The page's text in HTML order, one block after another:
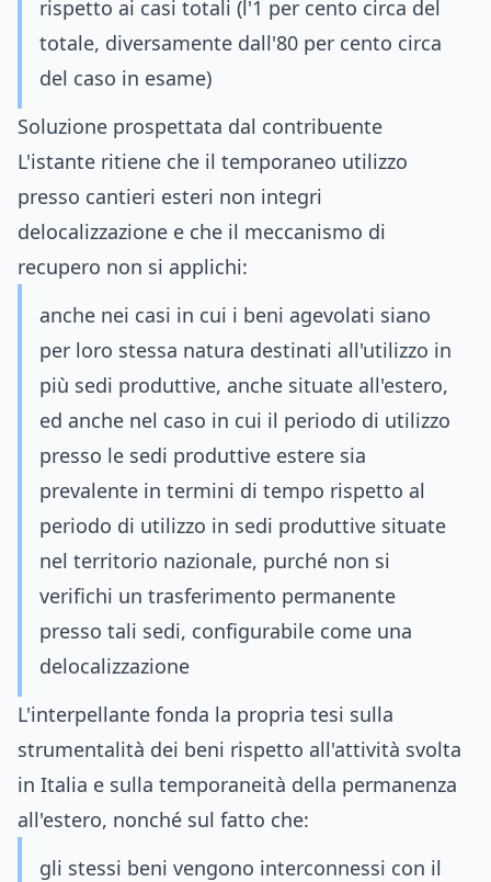
rispetto ai casi totali (l'1 per cento circa del
totale, diversamente dall'80 per cento circa
del caso in esame)
Soluzione prospettata dal contribuente
L'istante ritiene che il temporaneo utilizzo
presso cantieri esteri non integri
delocalizzazione e che il meccanismo di
recupero non si applichi:
anche nei casi in cui i beni agevolati siano
per loro stessa natura destinati all'utilizzo in
più sedi produttive, anche situate all'estero,
ed anche nel caso in cui il periodo di utilizzo
presso le sedi produttive estere sia
prevalente in termini di tempo rispetto al
periodo di utilizzo in sedi produttive situate
nel territorio nazionale, purché non si
verifichi un trasferimento permanente
presso tali sedi, configurabile come una
delocalizzazione
L'interpellante fonda la propria tesi sulla
strumentalità dei beni rispetto all'attività svolta
in Italia e sulla temporaneità della permanenza
all'estero, nonché sul fatto che:
gli stessi beni vengono interconnessi con il